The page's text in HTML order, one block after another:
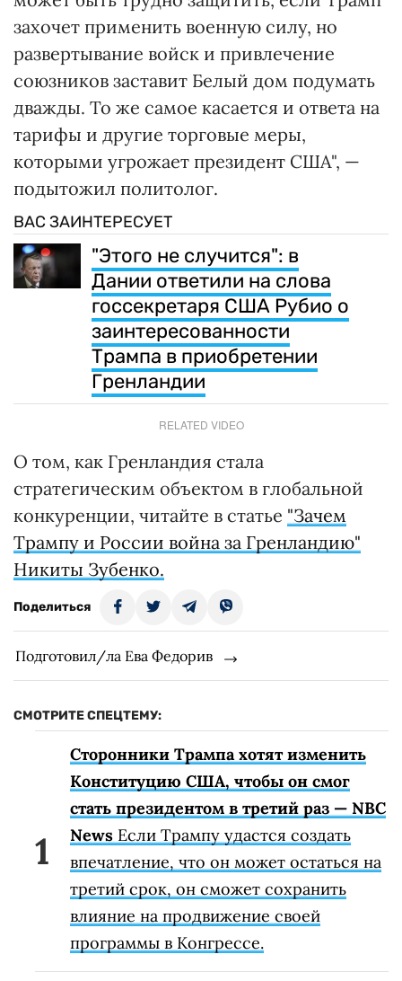
захочет применить военную силу, но
развертывание войск и привлечение
союзников заставит Белый дом подумать
дважды. То же самое касается и ответа на
тарифы и другие торговые меры,
которыми угрожает президент США", —
подытожил политолог.
ВАС ЗАИНТЕРЕСУЕТ
"Этого не случится": в
Дании ответили на слова
госсекретаря США Рубио о
заинтересованности
Трампа в приобретении
Гренландии
RELATED VIDEO
О том, как Гренландия стала
стратегическим объектом в глобальной
конкуренции, читайте в статье "Зачем
Трампу и России война за Гренландию"
Никиты Зубенко.
Поделиться
Подготовил/ла Ева Федорив
СМОТРИТЕ СПЕЦТЕМУ:
Сторонники Трампа хотят изменить
Конституцию США, чтобы он смог
стать президентом в третий раз — NBC
News Если Трампу удастся создать
впечатление, что он может остаться на
третий срок, он сможет сохранить
влияние на продвижение своей
программы в Конгрессе.